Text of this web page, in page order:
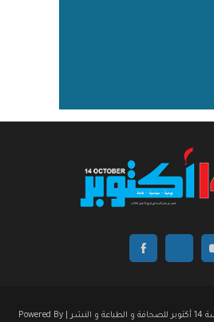
© جميع الحقوق محفوظة لمؤسسة 14 أكتوبر للصحافة و الطباعة و النشر | Powered By